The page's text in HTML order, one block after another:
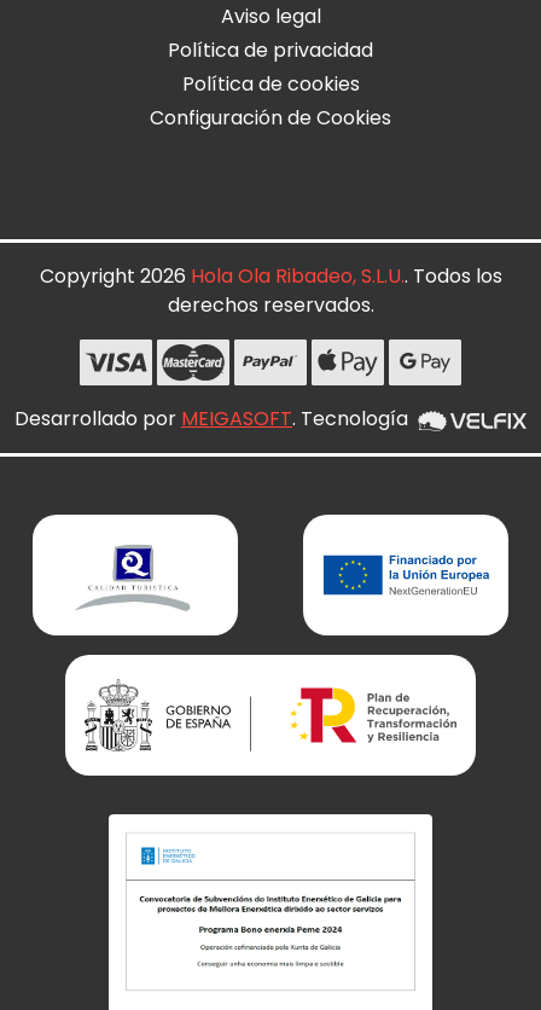
Aviso legal
Política de privacidad
Política de cookies
Configuración de Cookies
Copyright 2026 Hola Ola Ribadeo, S.L.U.. Todos los
derechos reservados.
Desarrollado por MEIGASOFT. Tecnología